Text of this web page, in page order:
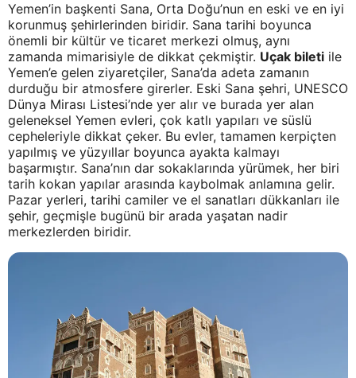
Yemen’in başkenti Sana, Orta Doğu’nun en eski ve en iyi
korunmuş şehirlerinden biridir. Sana tarihi boyunca
önemli bir kültür ve ticaret merkezi olmuş, aynı
zamanda mimarisiyle de dikkat çekmiştir. Uçak bileti ile
Yemen’e gelen ziyaretçiler, Sana’da adeta zamanın
durduğu bir atmosfere girerler. Eski Sana şehri, UNESCO
Dünya Mirası Listesi’nde yer alır ve burada yer alan
geleneksel Yemen evleri, çok katlı yapıları ve süslü
cepheleriyle dikkat çeker. Bu evler, tamamen kerpiçten
yapılmış ve yüzyıllar boyunca ayakta kalmayı
başarmıştır. Sana’nın dar sokaklarında yürümek, her biri
tarih kokan yapılar arasında kaybolmak anlamına gelir.
Pazar yerleri, tarihi camiler ve el sanatları dükkanları ile
şehir, geçmişle bugünü bir arada yaşatan nadir
merkezlerden biridir.